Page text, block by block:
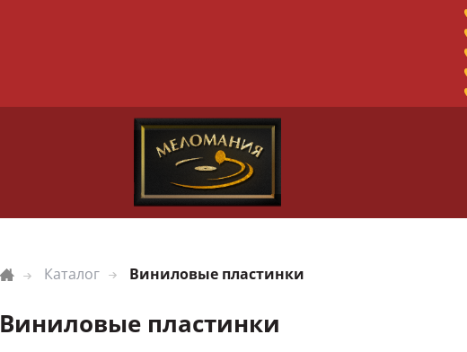
Каталог Виниловые пластинки
Виниловые пластинки